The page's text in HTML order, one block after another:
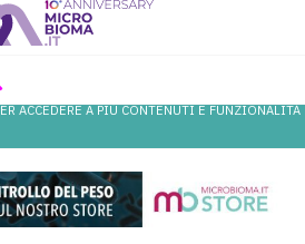
ACCEDERE A PIÙ CONTENUTI E FUNZIONALITÀ